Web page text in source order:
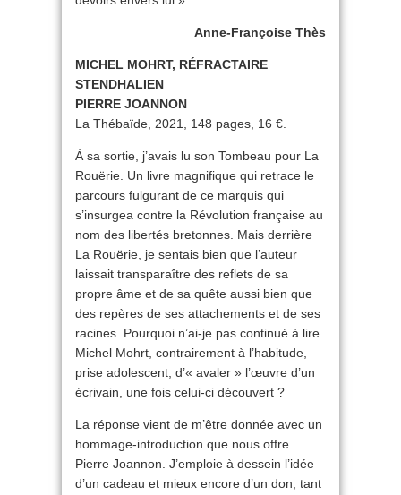
Anne-Françoise Thès
MICHEL MOHRT, RÉFRACTAIRE
STENDHALIEN
PIERRE JOANNON
La Thébaïde, 2021, 148 pages, 16 €.
À sa sortie, j’avais lu son Tombeau pour La
Rouërie. Un livre magnifique qui retrace le
parcours fulgurant de ce marquis qui
s’insurgea contre la Révolution française au
nom des libertés bretonnes. Mais derrière
La Rouërie, je sentais bien que l’auteur
laissait transparaître des reflets de sa
propre âme et de sa quête aussi bien que
des repères de ses attachements et de ses
racines. Pourquoi n’ai-je pas continué à lire
Michel Mohrt, contrairement à l’habitude,
prise adolescent, d’« avaler » l’œuvre d’un
écrivain, une fois celui-ci découvert ?
La réponse vient de m’être donnée avec un
hommage-introduction que nous offre
Pierre Joannon. J’emploie à dessein l’idée
d’un cadeau et mieux encore d’un don, tant